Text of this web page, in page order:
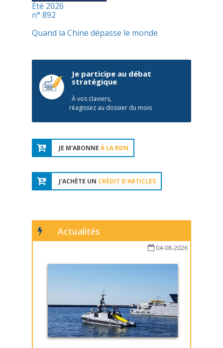
Été 2026
n° 892
Quand la Chine dépasse le monde
Je participe au débat
stratégique
À vos claviers,
réagissez au dossier du mois
JE M'ABONNE À LA RDN
J'ACHÈTE UN CRÉDIT D'ARTICLES
Actualités
04-08-2026